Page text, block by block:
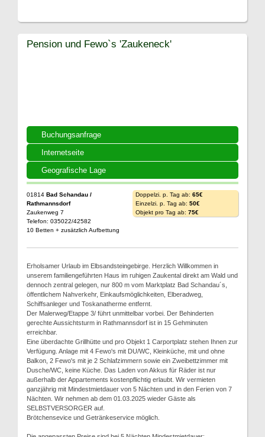
Buchungsanfrage
Internetseite
Geografische Lage
Pension und Fewo`s 'Zaukeneck'
01814 Bad Schandau /
Rathmannsdorf
Zaukenweg 7
Telefon: 035022/42582
10 Betten + zusätzlich Aufbettung
Doppelzi. p. Tag ab: 65€
Einzelzi. p. Tag ab: 50€
Objekt pro Tag ab: 75€
Erholsamer Urlaub im Elbsandsteingebirge. Herzlich Willkommen in
unserem familiengeführten Haus im ruhigen Zaukental direkt am Wald und
dennoch zentral gelegen, nur 800 m vom Marktplatz Bad Schandau´s,
öffentlichem Nahverkehr, Einkaufsmöglichkeiten, Elberadweg,
Schiffsanleger und Toskanatherme entfernt.
Der Malerweg/Etappe 3/ führt unmittelbar vorbei. Der Behinderten
gerechte Aussichtsturm in Rathmannsdorf ist in 15 Gehminuten
erreichbar.
Eine überdachte Grillhütte und pro Objekt 1 Carportplatz stehen Ihnen zur
Verfügung. Anlage mit 4 Fewo's mit DU/WC, Kleinküche, mit und ohne
Balkon, 2 Fewo's mit je 2 Schlafzimmern sowie ein Zweibettzimmer mit
Dusche/WC, keine Küche. Das Laden von Akkus für Räder ist nur
außerhalb der Appartements kostenpflichtig erlaubt. Wir vermieten
ganzjährig mit Mindestmietdauer von 5 Nächten und in den Ferien von 7
Nächten. Wir nehmen ab dem 01.03.2025 wieder Gäste als
SELBSTVERSORGER auf.
Brötchensevice und Getränkeservice möglich.